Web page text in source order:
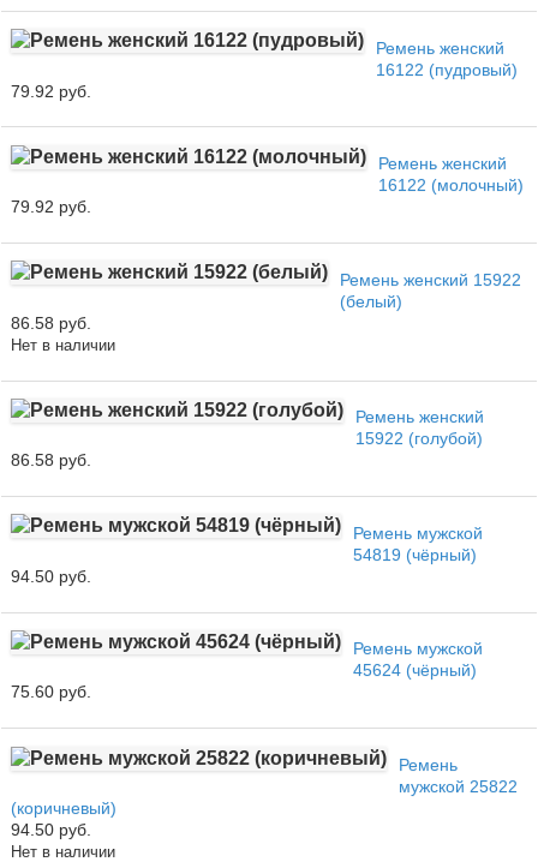
Ремень женский
16122 (пудровый)
79.92 руб.
Ремень женский
16122 (молочный)
79.92 руб.
Ремень женский 15922
(белый)
86.58 руб.
Нет в наличии
Ремень женский
15922 (голубой)
86.58 руб.
Ремень мужской
54819 (чёрный)
94.50 руб.
Ремень мужской
45624 (чёрный)
75.60 руб.
Ремень
мужской 25822
(коричневый)
94.50 руб.
Нет в наличии